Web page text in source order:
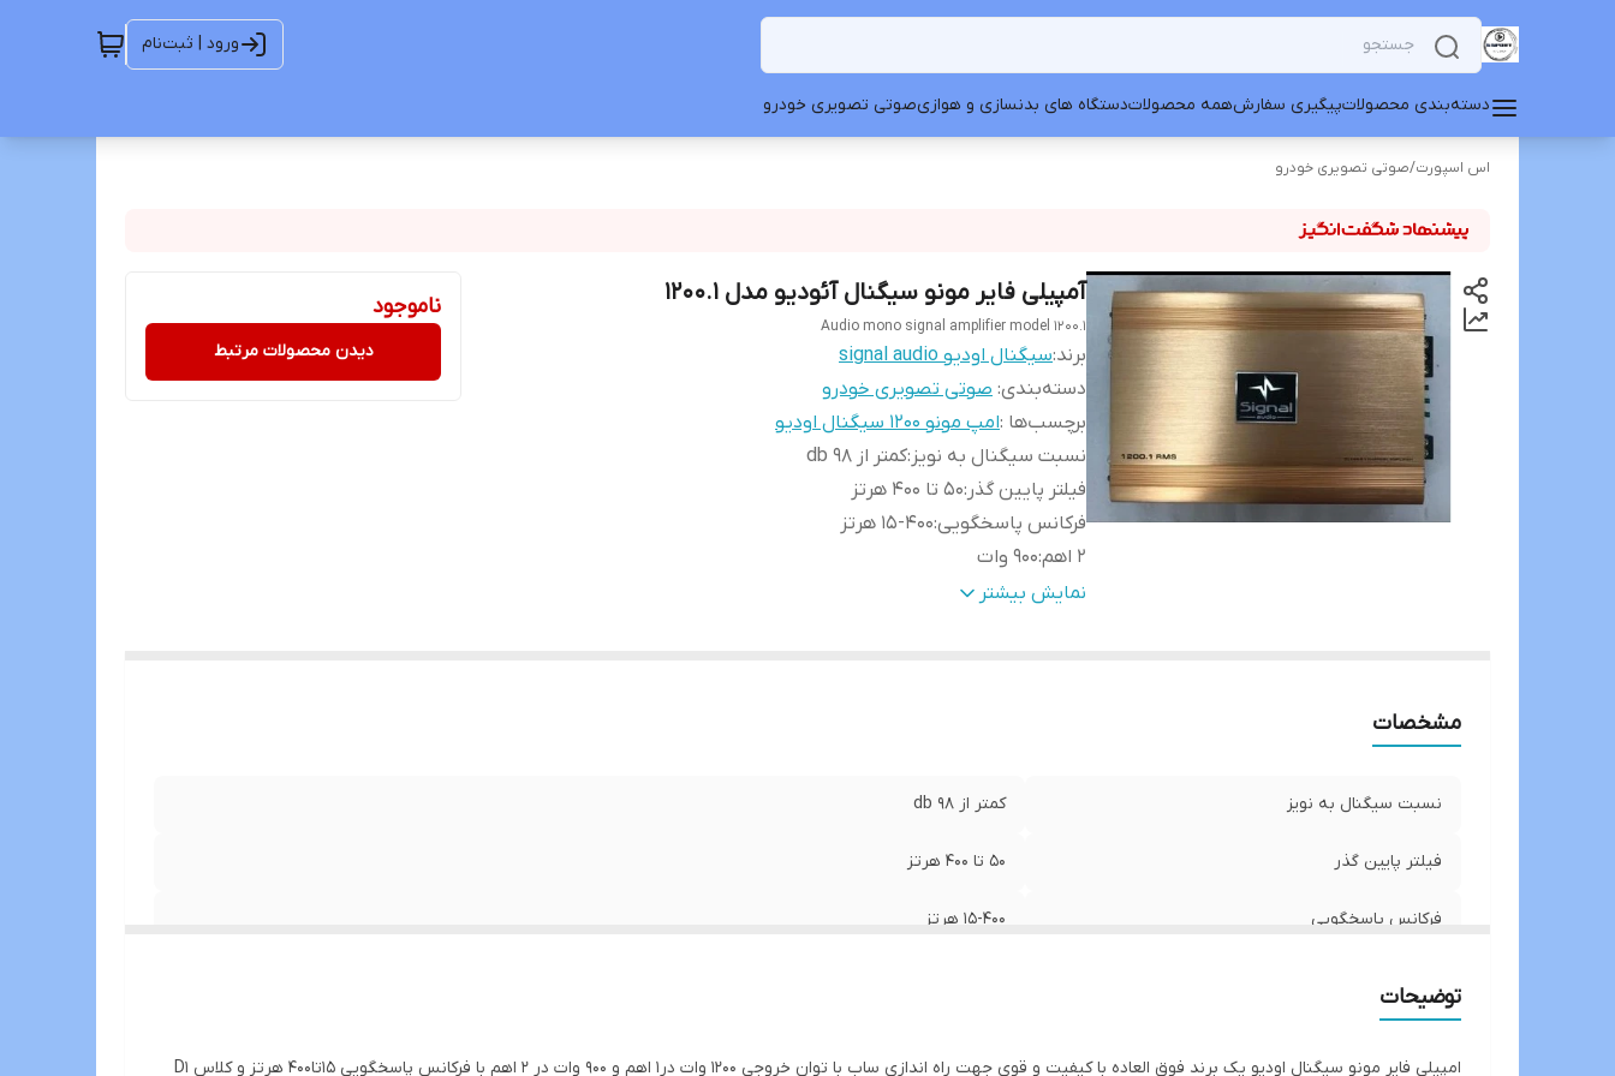
ورود | ثبت‌نام
دسته‌بندی محصولاتپیگیری سفارشهمه محصولاتدستگاه های بدنسازی و هوازیصوتی تصویری خودرو
اس اسپورت/صوتی تصویری خودرو
آمپیلی فایر مونو سیگنال آئودیو مدل 1200.1
Audio mono signal amplifier model 1200.1
برند:سیگنال اودیو signal audio
دسته‌بندی: صوتی تصویری خودرو
برچسب‌ها :امپ مونو ۱۲۰۰ سیگنال اودیو
نسبت سیگنال به نویز :کمتر از 98 db
فیلتر پایین گذر :50 تا 400 هرتز
فرکانس پاسخگویی:15-400 هرتز
2 اهم
:900 وات
1 اهم
:1200 وات
نمایش بیشتر
ناموجود
دیدن محصولات مرتبط
مشخصات
نسبت سیگنال به نویز کمتر از 98 db
فیلتر پایین گذر 50 تا 400 هرتز
فرکانس پاسخگویی 15-400 هرتز
توضیحات
امپیلی فایر مونو سیگنال اودیو یک برند فوق العاده با کیفیت و قوی جهت راه اندازی ساب با توان خروجی 1200 وات در1 اهم و 900 وات در 2 اهم با فرکانس پاسخگویی 15تا400 هرتز و کلاس D1